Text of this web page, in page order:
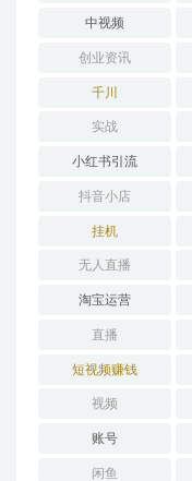
中视频
创业资讯
千川
实战
小红书引流
抖音小店
挂机
无人直播
淘宝运营
直播
短视频赚钱
视频
账号
闲鱼